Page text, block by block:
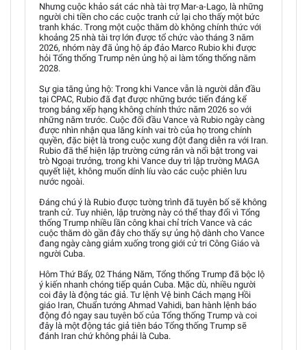
Nhưng cuộc khảo sát các nhà tài trợ Mar-a-Lago, là những
người chi tiền cho các cuộc tranh cử lại cho thấy một bức
tranh khác. Trong một cuộc thăm dò không chính thức với
khoảng 25 nhà tài trợ lớn được tổ chức vào tháng 3 năm
2026, nhóm này đã ủng hộ áp đảo Marco Rubio khi được
hỏi Tổng thống Trump nên ủng hộ ai làm tổng thống năm
2028.
Sự gia tăng ủng hộ: Trong khi Vance vẫn là người dẫn đầu
tại CPAC, Rubio đã đạt được những bước tiến đáng kể
trong bảng xếp hạng không chính thức năm 2026 so với
những năm trước. Cuộc đối đầu Vance và Rubio ngày càng
được nhìn nhận qua lăng kính vai trò của họ trong chính
quyền, đặc biệt là trong cuộc xung đột đang diễn ra với Iran.
Rubio đã thể hiện lập trường cứng rắn và nổi bật trong vai
trò Ngoại trưởng, trong khi Vance duy trì lập trường MAGA
quyết liệt, không muốn dính líu vào các cuộc phiên lưu
nước ngoài.
Đáng chú ý là Rubio được tường trình đã tuyên bố sẽ không
tranh cử. Tuy nhiên, lập trường này có thể thay đổi vì Tổng
thống Trump nhiều lần công khai chỉ trích Vance và các
cuộc thăm dò gần đây cho thấy sự ủng hộ dành cho Vance
đang ngày càng giảm xuống trong giới cử tri Công Giáo và
người Cuba.
Hôm Thứ Bẩy, 02 Tháng Năm, Tổng thống Trump đã bộc lộ
ý kiến nhanh chóng tiếp quản Cuba. Mặc dù, nhiều người
coi đây là động tác giả. Tư lệnh Vệ binh Cách mạng Hồi
giáo Iran, Chuẩn tướng Ahmad Vahidi, ban hành lệnh báo
động đỏ ngay sau tuyên bố của Tổng thống Trump và coi
đây là một động tác giả tiên báo Tổng thống Trump sẽ
đánh Iran chứ không phải là Cuba.